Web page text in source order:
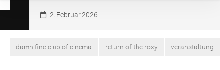
2. Februar 2026
damn fine club of cinema return of the roxy veranstaltung